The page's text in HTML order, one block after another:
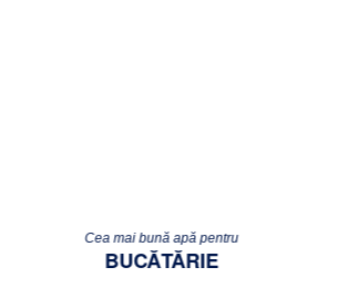
Cea mai bună apă pentru
BUCĂTĂRIE